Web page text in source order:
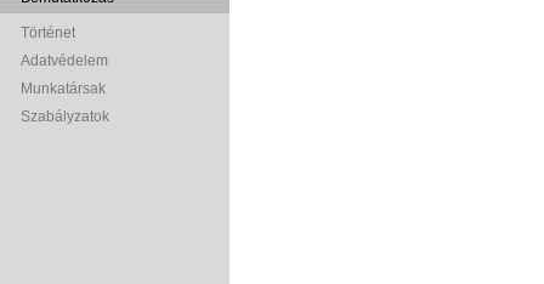
Történet
Adatvédelem
Munkatársak
Szabályzatok